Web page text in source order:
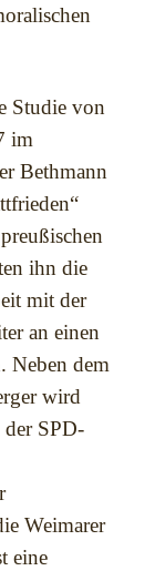
Studie von
im
Bethmann
ihn die
mit der
an einen
Neben dem
wird
der SPD-
Weimarer
eine